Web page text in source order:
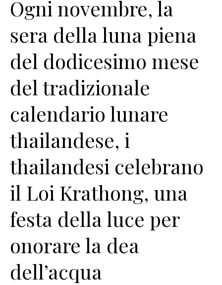
Ogni novembre, la
sera della luna piena
del dodicesimo mese
del tradizionale
calendario lunare
thailandese, i
thailandesi celebrano
il Loi Krathong, una
festa della luce per
onorare la dea
dell’acqua